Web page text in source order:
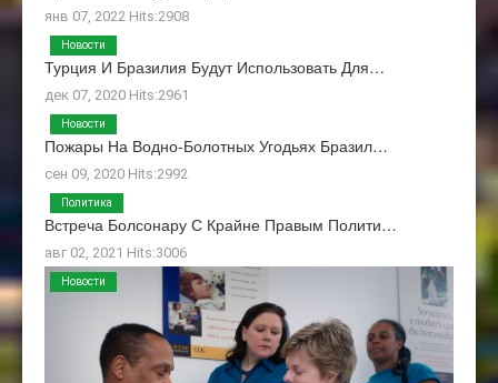
янв 07, 2022 Hits:2908
Турция И Бразилия Будут Использовать Для…
дек 07, 2020 Hits:2961
Новости
Пожары На Водно-Болотных Угодьях Бразил…
сен 09, 2020 Hits:2992
Новости
Встреча Болсонару С Крайне Правым Полити…
авг 02, 2021 Hits:3006
Политика
Новости